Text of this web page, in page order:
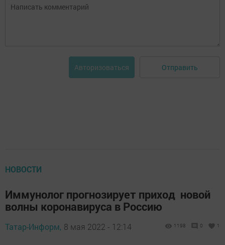
Авторизоваться Отправить
НОВОСТИ
Иммунолог прогнозирует приход новой
волны коронавируса в Россию
Татар-Информ, 8 мая 2022 - 12:14 1198 0 1